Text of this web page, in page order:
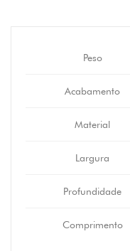
Peso
Acabamento
Material
Largura
Profundidade
Comprimento